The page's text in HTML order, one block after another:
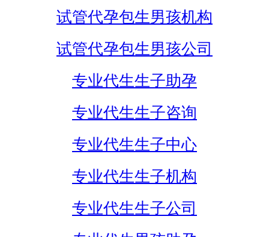
试管代孕包生男孩机构
试管代孕包生男孩公司
专业代生生子助孕
专业代生生子咨询
专业代生生子中心
专业代生生子机构
专业代生生子公司